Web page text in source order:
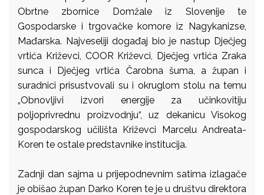
Obrtne zbornice Domžale iz Slovenije te
Gospodarske i trgovačke komore iz Nagykanizse,
Mađarska. Najveseliji događaj bio je nastup Dječjeg
vrtića Križevci, COOR Križevci, Dječjeg vrtića Zraka
sunca i Dječjeg vrtića Čarobna šuma, a župan i
suradnici prisustvovali su i okruglom stolu na temu
„Obnovljivi izvori energije za učinkovitiju
poljoprivrednu proizvodnju“, uz dekanicu Visokog
gospodarskog učilišta Križevci Marcelu Andreata-
Koren te ostale predstavnike institucija.
Zadnji dan sajma u prijepodnevnim satima izlagače
je obišao župan Darko Koren te je u društvu direktora